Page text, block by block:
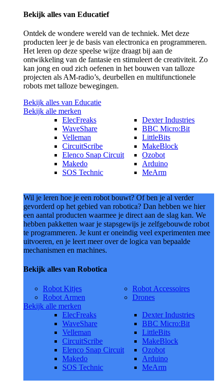
Bekijk alles van Educatief
Ontdek de wondere wereld van de techniek. Met deze
producten leer je de basis van electronica en programmeren.
Het leren op deze speelse wijze draagt bij aan de
ontwikkeling van de fantasie en stimuleert de creativiteit. Zo
kan jong en oud zich oefenen in het bouwen van talloze
projecten als AM-radio’s, deurbellen en multifunctionele
robots met talloze bewegingen.
Bekijk alles van Educatie
Bekijk alle merken
ElecFreaks
WaveShare
Velleman
CircuitScribe
Elenco Snap Circuit
Makedo
SOS Technic
Dexter Industries
BBC Micro:Bit
LittleBits
MakeBlock
Ozobot
Arduino
MeArm
Wil je leren hoe je een robot bouwt? Of ben je al verder
gevorderd op het gebied van robotica? Dan hebben we hier
een aantal producten waarmee je direct aan de slag kan. We
hebben pakketten waar je stapsgewijs je zelfgebouwde robot
te programmeren. Je kunt er oneindig veel experimenten mee
uitvoeren, en je leert meer over de logica van bepaalde
mechanismen en machines.
Bekijk alles van Robotica
Robot Kitjes
Robot Armen
Robot Accessoires
Drones
Bekijk alle merken
ElecFreaks
WaveShare
Velleman
CircuitScribe
Elenco Snap Circuit
Makedo
SOS Technic
Dexter Industries
BBC Micro:Bit
LittleBits
MakeBlock
Ozobot
Arduino
MeArm